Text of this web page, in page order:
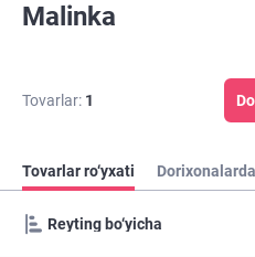
Malinka
Tovarlar: 1
Tovarlar ro‘yxati